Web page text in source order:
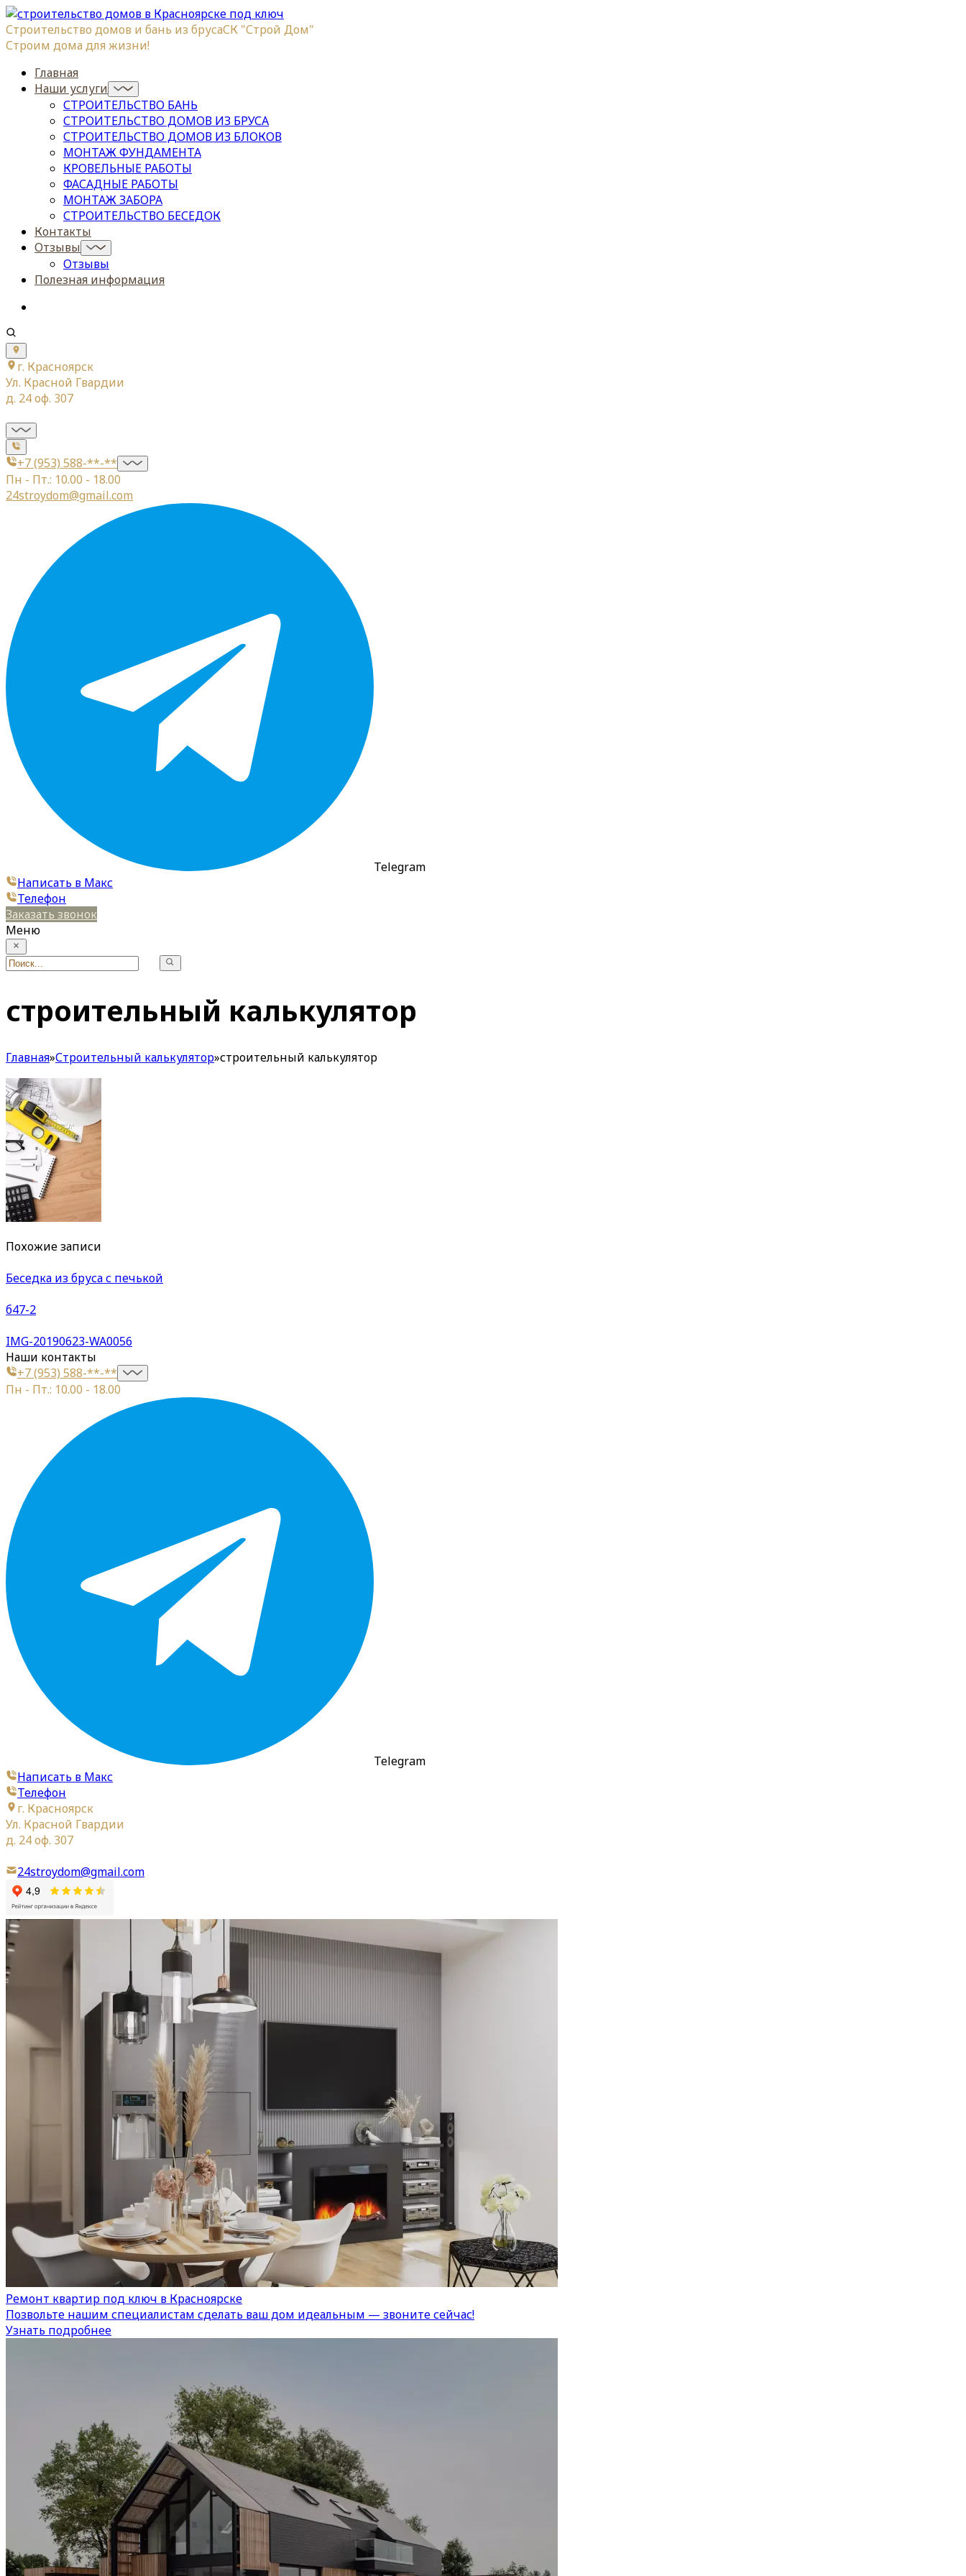
Строительство домов и бань из брусаСК "Строй Дом"
Строим дома для жизни!
Главная
Наши услуги
СТРОИТЕЛЬСТВО БАНЬ
СТРОИТЕЛЬСТВО ДОМОВ ИЗ БРУСА
СТРОИТЕЛЬСТВО ДОМОВ ИЗ БЛОКОВ
МОНТАЖ ФУНДАМЕНТА
КРОВЕЛЬНЫЕ РАБОТЫ
ФАСАДНЫЕ РАБОТЫ
МОНТАЖ ЗАБОРА
СТРОИТЕЛЬСТВО БЕСЕДОК
Контакты
Отзывы
Отзывы
Полезная информация
г. Красноярск
Ул. Красной Гвардии
д. 24 оф. 307
+7 (953) 588-**-**
Пн - Пт.: 10.00 - 18.00
24stroydom@gmail.com
Telegram
Написать в Макс
Телефон
Заказать звонок
Меню
строительный калькулятор
Главная»Строительный калькулятор»строительный калькулятор
Похожие записи
Беседка из бруса с печькой
б47-2
IMG-20190623-WA0056
Наши контакты
+7 (953) 588-**-**
Пн - Пт.: 10.00 - 18.00
Telegram
Написать в Макс
Телефон
г. Красноярск
Ул. Красной Гвардии
д. 24 оф. 307
24stroydom@gmail.com
Ремонт квартир под ключ в Красноярске
Позвольте нашим специалистам сделать ваш дом идеальным — звоните сейчас!
Узнать подробнее